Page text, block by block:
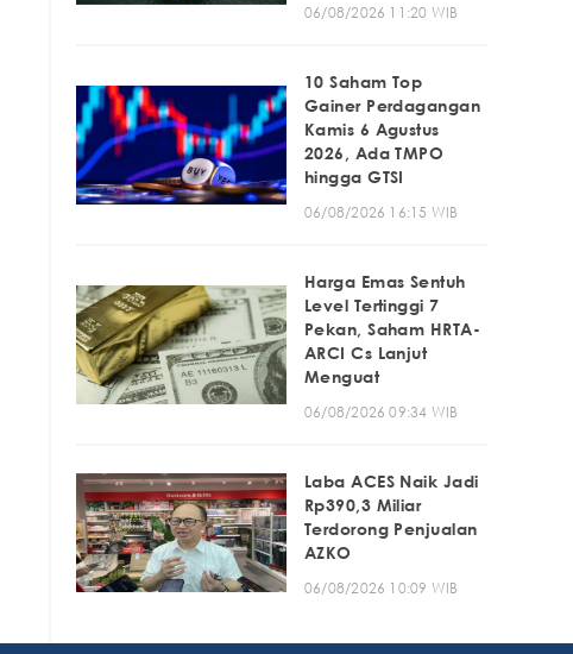
06/08/2026 11:20 WIB
10 Saham Top
Gainer Perdagangan
Kamis 6 Agustus
2026, Ada TMPO
hingga GTSI
06/08/2026 16:15 WIB
Harga Emas Sentuh
Level Tertinggi 7
Pekan, Saham HRTA-
ARCI Cs Lanjut
Menguat
06/08/2026 09:34 WIB
Laba ACES Naik Jadi
Rp390,3 Miliar
Terdorong Penjualan
AZKO
06/08/2026 10:09 WIB